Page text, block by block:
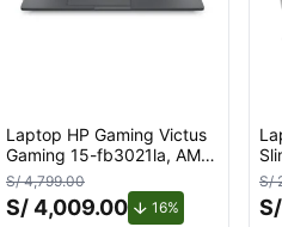
Laptop HP Gaming Victus
Gaming 15-fb3021la, AMD
Ryzen 7, 16 GB GPU
NVIDIA® GeForce RTX™
4050, 512 GB SSD, 15.6,
S/ 4,799.00
S/ 4,009.00 16% de descuento.
S/